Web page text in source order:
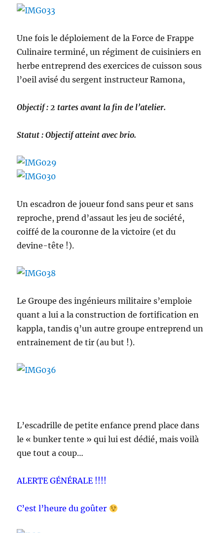
Une fois le déploiement de la Force de Frappe
Culinaire terminé, un régiment de cuisiniers en
herbe entreprend des exercices de cuisson sous
l’oeil avisé du sergent instructeur Ramona,
Objectif : 2 tartes avant la fin de l’atelier.
Statut : Objectif atteint avec brio.
Un escadron de joueur fond sans peur et sans
reproche, prend d’assaut les jeu de société,
coiffé de la couronne de la victoire (et du
devine-tête !).
Le Groupe des ingénieurs militaire s’emploie
quant a lui a la construction de fortification en
kappla, tandis q’un autre groupe entreprend un
entrainement de tir (au but !).
L’escadrille de petite enfance prend place dans
le « bunker tente » qui lui est dédié, mais voilà
que tout a coup…
ALERTE GÉNÉRALE !!!!
C’est l’heure du goûter